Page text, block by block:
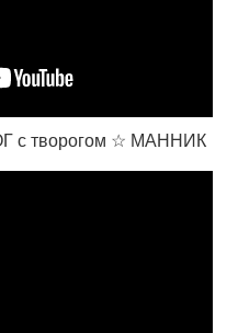
с творогом ☆ МАННИК